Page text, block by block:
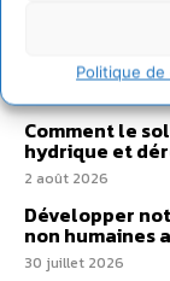
Politique de
Comment le
hydrique et
2 août 2026
Développer
non humaines
30 juillet 2026